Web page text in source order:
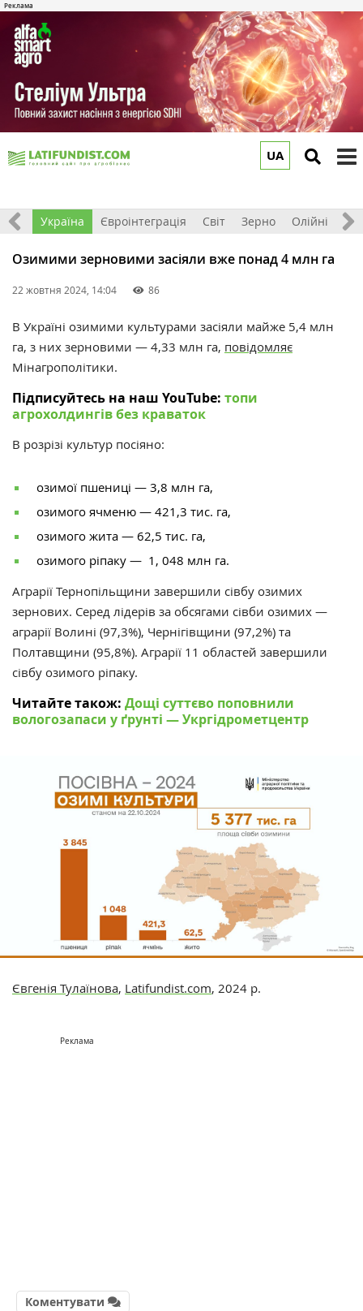
UA
Все Україна Євроінтеграція Світ Зерно Олійні
Озимими зерновими засіяли вже понад 4 млн га
22 жовтня 2024, 14:04 86
В Україні озимими культурами засіяли майже 5,4 млн
га, з них зерновими — 4,33 млн га, повідомляє
Мінагрополітики.
Підписуйтесь на наш YouTube: топи
агрохолдингів без краваток
В розрізі культур посіяно:
озимої пшениці — 3,8 млн га,
озимого ячменю — 421,3 тис. га,
озимого жита — 62,5 тис. га,
озимого ріпаку — 1, 048 млн га.
Аграрії Тернопільщини завершили сівбу озимих
зернових. Серед лідерів за обсягами сівби озимих —
аграрії Волині (97,3%), Чернігівщини (97,2%) та
Полтавщини (95,8%). Аграрії 11 областей завершили
сівбу озимого ріпаку.
Читайте також: Дощі суттєво поповнили
вологозапаси у ґрунті — Укргідрометцентр
Євгенія Тулаїнова, Latifundist.com, 2024 р.
Реклама
Коментувати